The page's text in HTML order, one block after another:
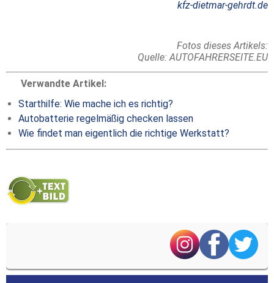
kfz-dietmar-gehrdt.de
Fotos dieses Artikels:
Quelle: AUTOFAHRERSEITE.EU
Verwandte Artikel:
Starthilfe: Wie mache ich es richtig?
Autobatterie regelmäßig checken lassen
Wie findet man eigentlich die richtige Werkstatt?